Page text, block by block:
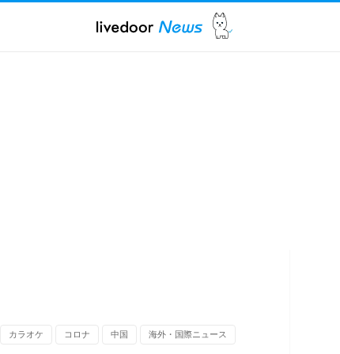
カラオケ コロナ 中国 海外・国際ニュース